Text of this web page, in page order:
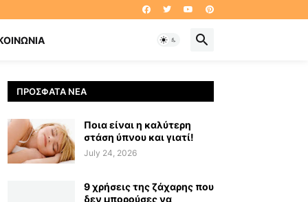
ΠΡΌΣΦΑΤΑ ΝΈΑ
Ποια είναι η καλύτερη
στάση ύπνου και γιατί!
July 24, 2026
9 χρήσεις της ζάχαρης που
δεν μπορούσες να